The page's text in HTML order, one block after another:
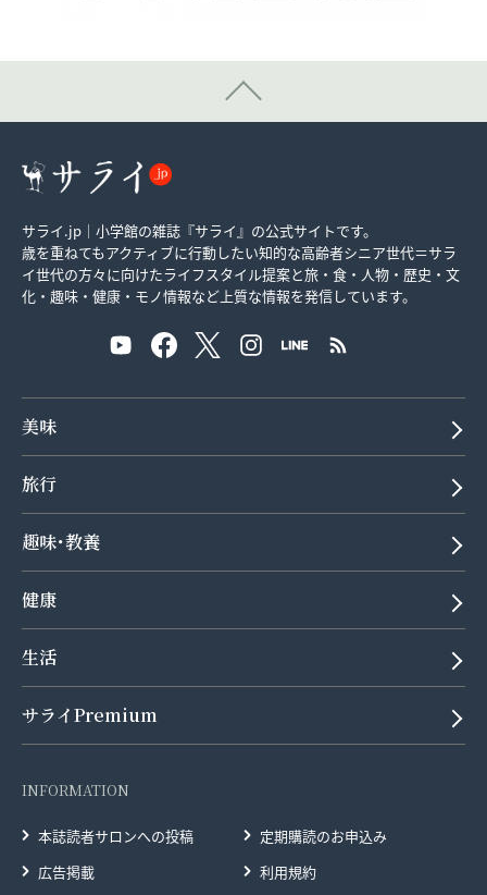
サライ.jp｜小学館の雑誌『サライ』の公式サイトです。
歳を重ねてもアクティブに行動したい知的な高齢者シニア世代＝サラ
イ世代の方々に向けたライフスタイル提案と旅・食・人物・歴史・文
化・趣味・健康・モノ情報など上質な情報を発信しています。
美味
旅行
趣味･教養
健康
生活
サライPremium
INFORMATION
本誌読者サロンへの投稿
定期購読のお申込み
広告掲載
利用規約